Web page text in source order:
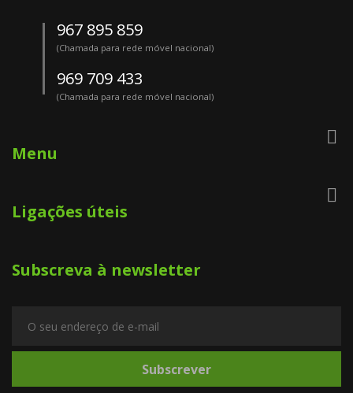
967 895 859
(Chamada para rede móvel nacional)
969 709 433
(Chamada para rede móvel nacional)
Menu

Ligações úteis

Subscreva à newsletter
Subscrever